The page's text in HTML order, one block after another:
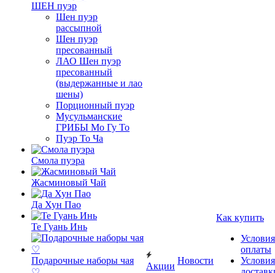
ШЕН пуэр
Шен пуэр
рассыпной
Шен пуэр
пресованный
ЛАО Шен пуэр
пресованный
(выдержанные и лао
шены)
Порционный пуэр
Мусульманские
ГРИБЫ Мо Гу То
Пуэр То Ча
Смола пуэра
Жасминовый Чай
Да Хун Пао
Те Гуань Инь
Подарочные наборы чая
Акции
Новости
Как купить
Условия
оплаты
Условия